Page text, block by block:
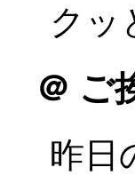
クッ
＠ ご
昨日